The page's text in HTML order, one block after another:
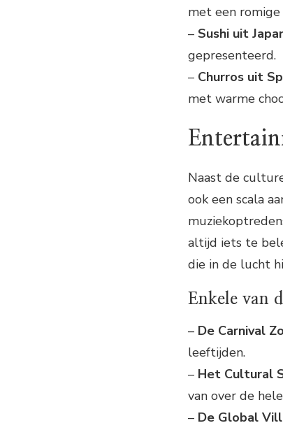
met een romige
– Sushi uit
gepresenteerd.
– Churros uit
met warme
Naast de
ook een scala
altijd iets te
die in de lucht
Enkele van
– De Carnival
leeftijden.
– Het Cultural
van over de
– De Global